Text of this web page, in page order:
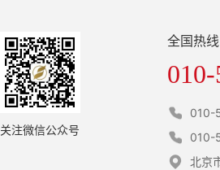
关注微信公众号
全国热线
010-
010-
北京